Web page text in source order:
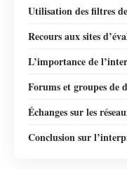
Utilisation des filtres
Recours aux sites
L’importance de
Forums et groupes de
Échanges sur les
Conclusion sur